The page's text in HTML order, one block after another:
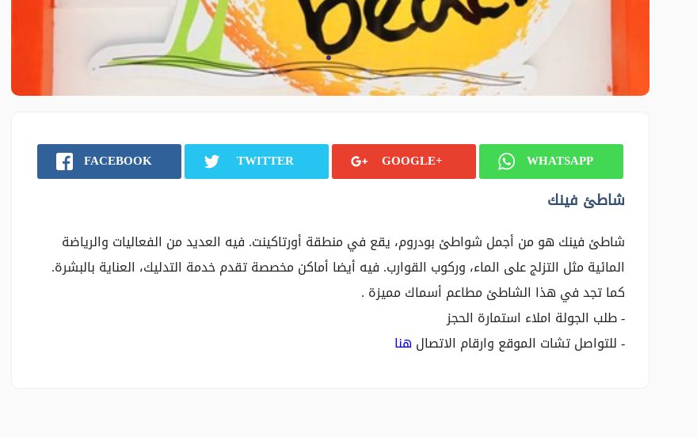
FACEBOOK TWITTER GOOGLE+ WHATSAPP
شاطئ فينك
شاطئ فينك هو من أجمل شواطئ بودروم، يقع في منطقة أورتاكينت. فيه العديد من الفعاليات والرياضة
المائية مثل التزلج على الماء، وركوب القوارب. فيه أيضا أماكن مخصصة تقدم خدمة التدليك، العناية بالبشرة.
كما تجد في هذا الشاطئ مطاعم أسماك مميزة .
- طلب الجولة املاء استمارة الحجز
- للتواصل تشات الموقع وارقام الاتصال هنا